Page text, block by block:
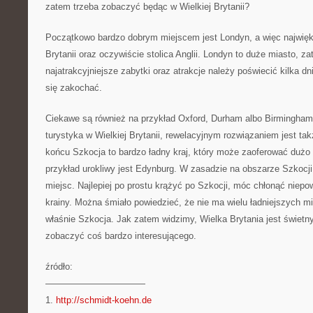
zatem trzeba zobaczyć będąc w Wielkiej Brytanii?
Początkowo bardzo dobrym miejscem jest Londyn, a więc
Brytanii oraz oczywiście stolica Anglii. Londyn to duże miasto,
najatrakcyjniejsze zabytki oraz atrakcje należy poświecić kilka
się zakochać.
Ciekawe są również na przykład Oxford, Durham albo
turystyka w Wielkiej Brytanii, rewelacyjnym rozwiązaniem jest
końcu Szkocja to bardzo ładny kraj, który może zaoferować
przykład urokliwy jest Edynburg. W zasadzie na obszarze
miejsc. Najlepiej po prostu krążyć po Szkocji, móc chłonąć
krainy. Można śmiało powiedzieć, że nie ma wielu ładniejszych
właśnie Szkocja. Jak zatem widzimy, Wielka Brytania jest
zobaczyć coś bardzo interesującego.
źródło:
———————————
1. http://schmidt-koehn.de